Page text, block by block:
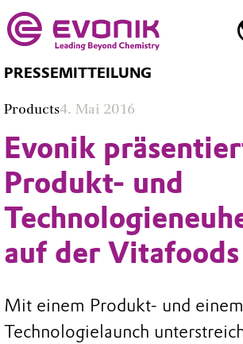
PRESSEMITTEILUNG
Products4. Mai 2016
Evonik
Produkt- und
auf der
Mit einem Produkt- und einem
Technologielaunch